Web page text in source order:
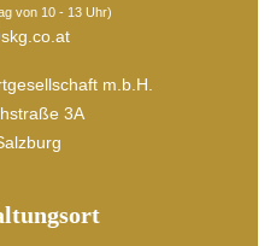
von 10 - 13 Uhr)
m.b.H.
3A